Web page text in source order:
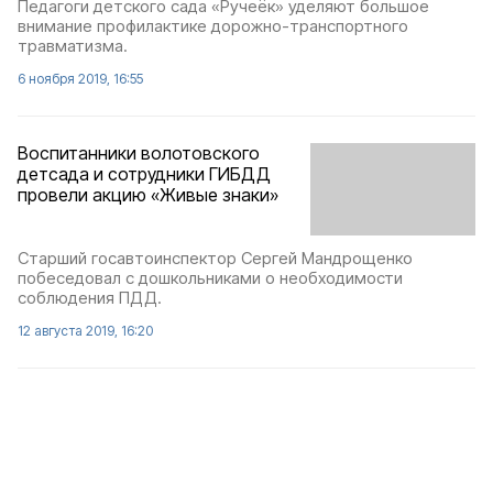
Педагоги детского сада «Ручеёк» уделяют большое
внимание профилактике дорожно-транспортного
травматизма.
6 ноября 2019, 16:55
Воспитанники волотовского
детсада и сотрудники ГИБДД
провели акцию «Живые знаки»
Старший госавтоинспектор Сергей Мандрощенко
побеседовал с дошкольниками о необходимости
соблюдения ПДД.
12 августа 2019, 16:20